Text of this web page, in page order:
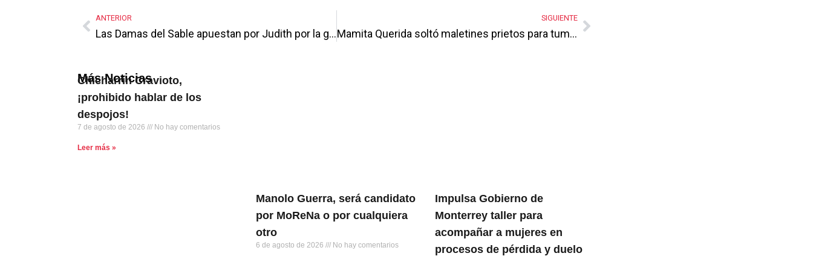
ANTERIOR
Las Damas del Sable apuestan por Judith por la gubernatura
SIGUIENTE
Mamita Querida soltó maletines prietos para tumbar Guadalupe… no alcanzó
Más Noticias
Chicharrín Cravioto,
¡prohibido hablar de los
despojos!
7 de agosto de 2026 No hay comentarios
Leer más »
Manolo Guerra, será candidato
por MoReNa o por cualquiera
otro
6 de agosto de 2026 No hay comentarios
Impulsa Gobierno de
Monterrey taller para
acompañar a mujeres en
procesos de pérdida y duelo